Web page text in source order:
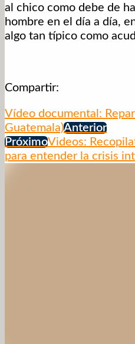
al chico como debe de
hombre en el día a día,
algo tan típico como
Compartir:
Vídeo documental:
Guatemala)Anterior
PróximoVideos:
para entender la crisis